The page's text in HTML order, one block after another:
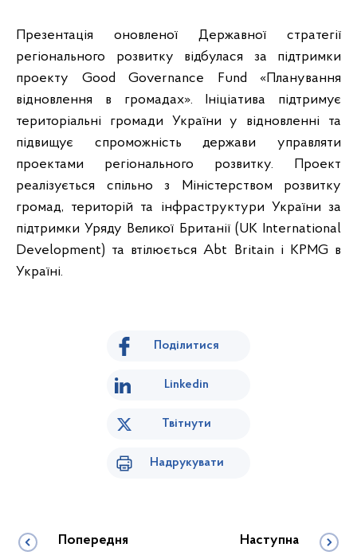
Презентація оновленої Державної стратегії
регіонального розвитку відбулася за підтримки
проекту Good Governance Fund «Планування
відновлення в громадах». Ініціатива підтримує
територіальні громади України у відновленні та
підвищує спроможність держави управляти
проектами регіонального розвитку. Проект
реалізується спільно з Міністерством розвитку
громад, територій та інфраструктури України за
підтримки Уряду Великої Британії (UK International
Development) та втілюється Abt Britain і KPMG в
Україні.
Поділитися
Linkedin
Твітнути
Надрукувати
Попередня Наступна